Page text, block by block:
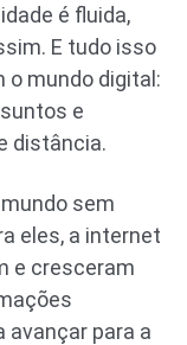
é fluida,
E tudo isso
o mundo digital:
e
distância.
sem
eles, a internet
e cresceram
avançar para a